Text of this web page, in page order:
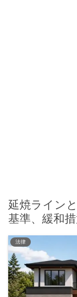
延焼ライン
基準、緩和
法律